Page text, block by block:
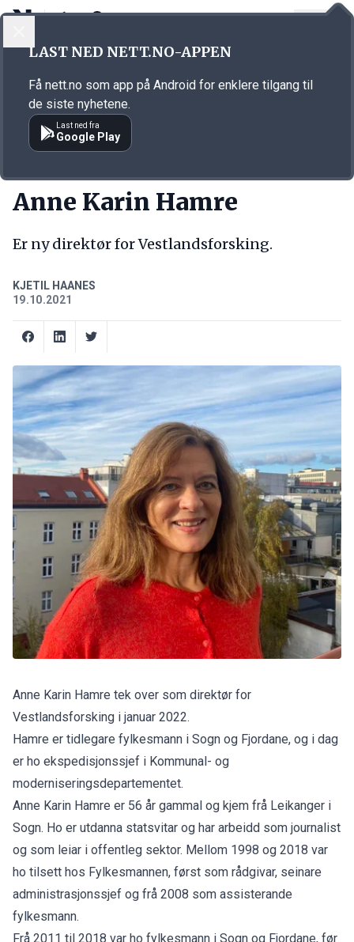
Annonsørinnhold
Anne Karin Hamre
Er ny direktør for Vestlandsforsking.
KJETIL HAANES
19.10.2021
Anne Karin Hamre tek over som direktør for
Vestlandsforsking i januar 2022.
Hamre er tidlegare fylkesmann i Sogn og Fjordane, og i dag
er ho ekspedisjonssjef i Kommunal- og
moderniseringsdepartementet.
Anne Karin Hamre er 56 år gammal og kjem frå Leikanger i
Sogn. Ho er utdanna statsvitar og har arbeidd som journalist
og som leiar i offentleg sektor. Mellom 1998 og 2018 var
ho tilsett hos Fylkesmannen, først som rådgivar, seinare
administrasjonssjef og frå 2008 som assisterande
fylkesmann.
Frå 2011 til 2018 var ho fylkesmann i Sogn og Fjordane, før
LAST NED NETT.NO-APPEN
Få nett.no som app på Android for enklere tilgang til
de siste nyhetene.
Last ned fra
Google Play